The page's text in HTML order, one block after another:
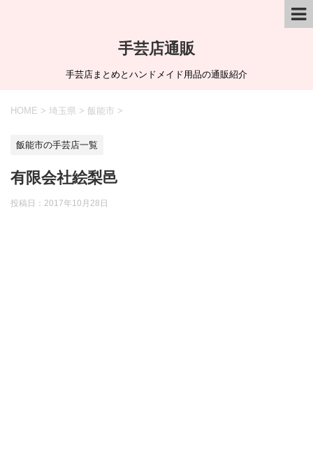
手芸店通販
手芸店まとめとハンドメイド用品の通販紹介
HOME > 埼玉県 > 飯能市 >
飯能市の手芸店一覧
有限会社絵梨邑
投稿日： 2017年10月28日